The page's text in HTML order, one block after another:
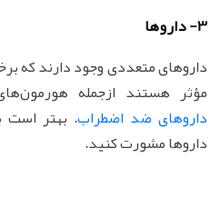
3- داروها
داروهای متعددی وجود دارند که
مؤثر هستند ازجمله
داروهای ضد اضطراب. بهتر است
داروها مشورت کنید.